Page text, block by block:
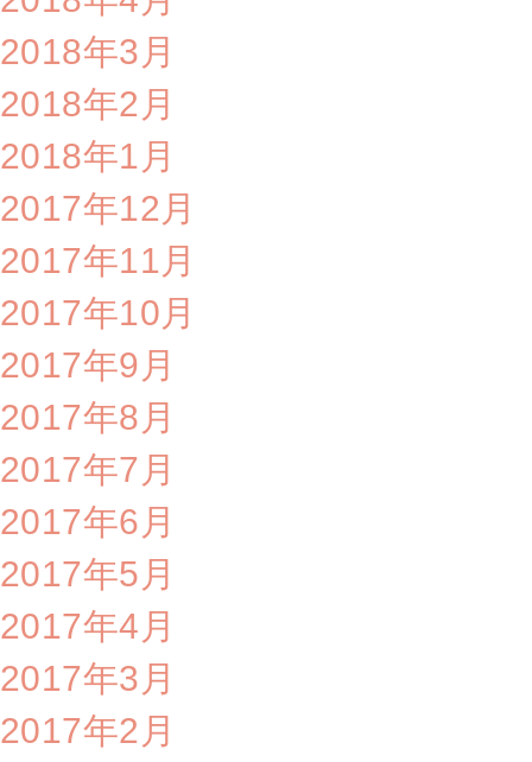
2018年3月
2018年2月
2018年1月
2017年12月
2017年11月
2017年10月
2017年9月
2017年8月
2017年7月
2017年6月
2017年5月
2017年4月
2017年3月
2017年2月